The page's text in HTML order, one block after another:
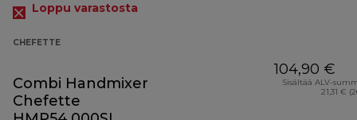
Loppu varastosta
CHEFETTE
Combi Handmixer
Chefette
104,90 €
Sisältää ALV-
21,31 €